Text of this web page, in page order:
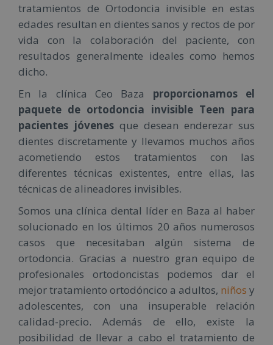
tratamientos de Ortodoncia invisible en estas
edades resultan en dientes sanos y rectos de por
vida con la colaboración del paciente, con
resultados generalmente ideales como hemos
dicho.
En la clínica Ceo Baza proporcionamos el
paquete de ortodoncia invisible Teen para
pacientes jóvenes que desean enderezar sus
dientes discretamente y llevamos muchos años
acometiendo estos tratamientos con las
diferentes técnicas existentes, entre ellas, las
técnicas de alineadores invisibles.
Somos una clínica dental líder en Baza al haber
solucionado en los últimos 20 años numerosos
casos que necesitaban algún sistema de
ortodoncia. Gracias a nuestro gran equipo de
profesionales ortodoncistas podemos dar el
mejor tratamiento ortodóncico a adultos, niños y
adolescentes, con una insuperable relación
calidad-precio. Además de ello, existe la
posibilidad de llevar a cabo el tratamiento de